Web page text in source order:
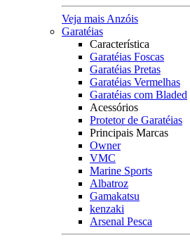
Veja mais Anzóis
Garatéias
Característica
Garatéias Foscas
Garatéias Pretas
Garatéias Vermelhas
Garatéias com Bladed
Acessórios
Protetor de Garatéias
Principais Marcas
Owner
VMC
Marine Sports
Albatroz
Gamakatsu
kenzaki
Arsenal Pesca